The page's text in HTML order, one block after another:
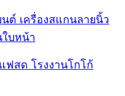
ต์ เครื่องสแกนลายนิ้ว
บหน้า
ฟสด โรงงานโกโก้